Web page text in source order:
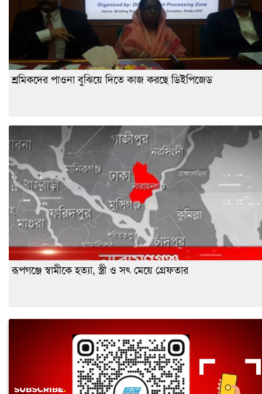
শ্রমিকদের পাওনা বুঝিয়ে দিতে কাজ করছে ডিইপিজেড
রূপগঞ্জে স্বামীকে হত্যা, স্ত্রী ও সৎ মেয়ে গ্রেফতার